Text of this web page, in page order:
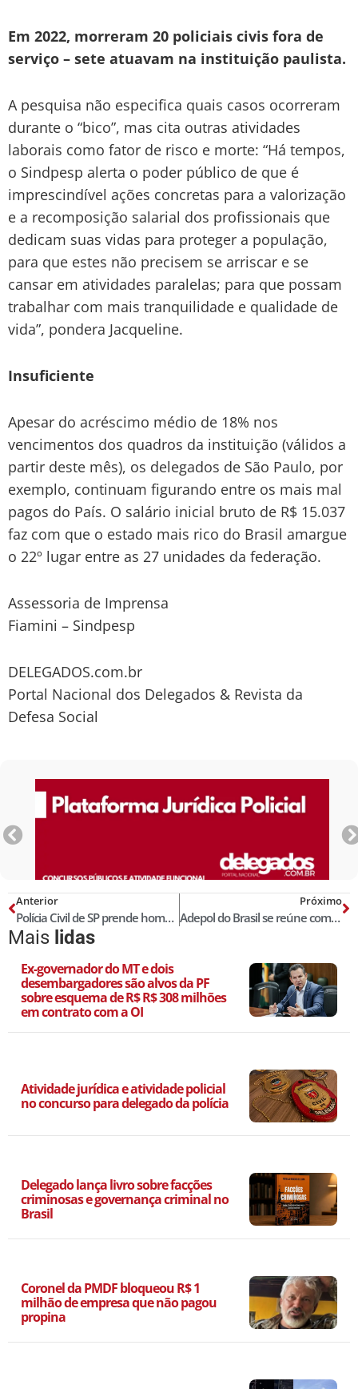
Em 2022, morreram 20 policiais civis fora de
serviço – sete atuavam na instituição paulista.
A pesquisa não especifica quais casos ocorreram
durante o “bico”, mas cita outras atividades
laborais como fator de risco e morte: “Há tempos,
o Sindpesp alerta o poder público de que é
imprescindível ações concretas para a valorização
e a recomposição salarial dos profissionais que
dedicam suas vidas para proteger a população,
para que estes não precisem se arriscar e se
cansar em atividades paralelas; para que possam
trabalhar com mais tranquilidade e qualidade de
vida”, pondera Jacqueline.
Insuficiente
Apesar do acréscimo médio de 18% nos
vencimentos dos quadros da instituição (válidos a
partir deste mês), os delegados de São Paulo, por
exemplo, continuam figurando entre os mais mal
pagos do País. O salário inicial bruto de R$ 15.037
faz com que o estado mais rico do Brasil amargue
o 22º lugar entre as 27 unidades da federação.
Assessoria de Imprensa
Fiamini – Sindpesp
DELEGADOS.com.br
Portal Nacional dos Delegados & Revista da
Defesa Social
Anterior
Polícia Civil de SP prende homem que aparece em vídeo atirando e ameaçando delegado
Próximo
Adepol do Brasil se reúne com o Deputado Delegado Da Cunha para discutir proposição legislativa sobre abordagem policial
Mais lidas
Ex-governador do MT e dois
desembargadores são alvos da PF
sobre esquema de R$ R$ 308 milhões
em contrato com a OI
Atividade jurídica e atividade policial
no concurso para delegado da polícia
Delegado lança livro sobre facções
criminosas e governança criminal no
Brasil
Coronel da PMDF bloqueou R$ 1
milhão de empresa que não pagou
propina